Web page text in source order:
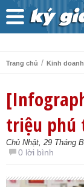
Trang chủ / Kinh doanh
triệu phú
Chủ Nhật, 29 Tháng
0 lời bình